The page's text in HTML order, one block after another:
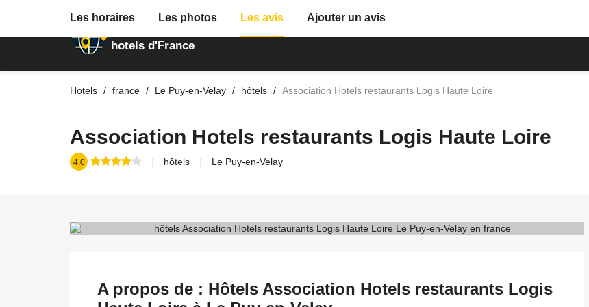
Annuaire des
hotels d'France
Hotels france Le Puy-en-Velay hôtels Association Hotels restaurants Logis Haute Loire
Association Hotels restaurants Logis Haute Loire
4.0 hôtels Le Puy-en-Velay
Les horaires Les photos Les avis Ajouter un avis
A propos de : Hôtels Association Hotels restaurants Logis